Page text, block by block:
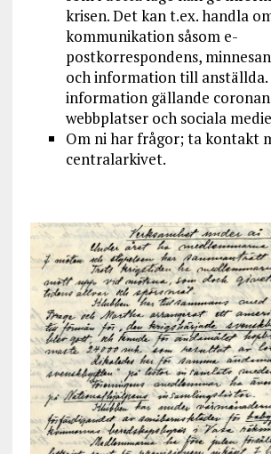
krisen. Det kan t.ex. handla
kommunikation såsom e-
postkorrespondens,
och information till anställda.
information gällande
webbplatser och sociala
Om ni har frågor; ta kontakt
centralarkivet.